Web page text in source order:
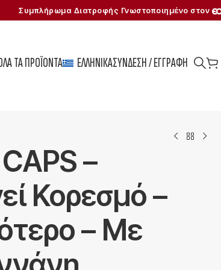
Συμπλήρωμα Διατροφής Γνωστοποιημένο στον
ΤΑ ΠΡΟΪΌΝΤΑ ΕΛΛΗΝΙΚΆΣΎΝΔΕΣΗ / ΕΓΓΡΑΦΉ
–
Κορεσμό –
– Με